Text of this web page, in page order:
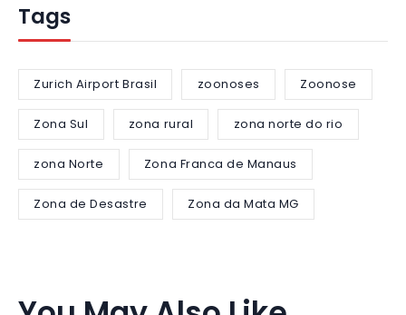
Tags
Zurich Airport Brasil zoonoses Zoonose
Zona Sul zona rural zona norte do rio
zona Norte Zona Franca de Manaus
Zona de Desastre Zona da Mata MG